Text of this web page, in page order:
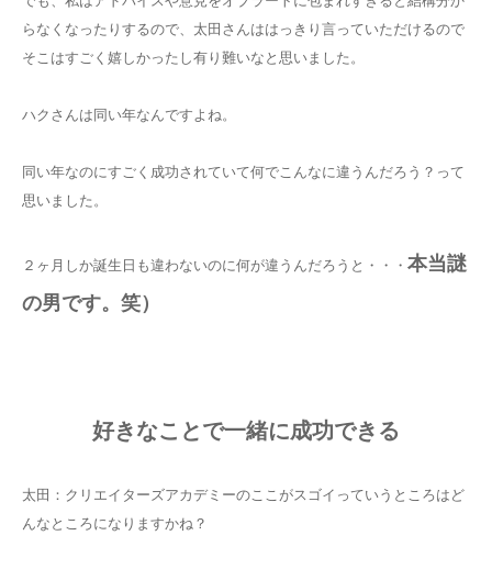
らなくなったりするので、太田さんははっきり言っていただけるので
そこはすごく嬉しかったし有り難いなと思いました。
ハクさんは同い年なんですよね。
同い年なのにすごく成功されていて何でこんなに違うんだろう？って
思いました。
２ヶ月しか誕生日も違わないのに何が違うんだろうと・・・ 本当謎
の男です。笑）
好きなことで一緒に成功できる
太田：クリエイターズアカデミーのここがスゴイっていうところはど
んなところになりますかね？